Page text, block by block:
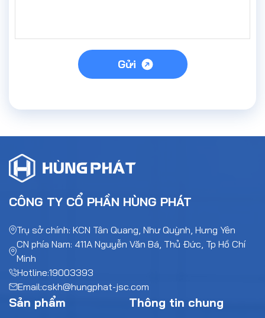
Gửi
CÔNG TY CỔ PHẦN HÙNG PHÁT
Trụ sở chính: KCN Tân Quang, Như Quỳnh, Hưng Yên
CN phía Nam: 411A Nguyễn Văn Bá, Thủ Đức, Tp Hồ Chí
Minh
Hotline:19003393
Email:cskh@hungphat-jsc.com
Sản phẩm Thông tin chung